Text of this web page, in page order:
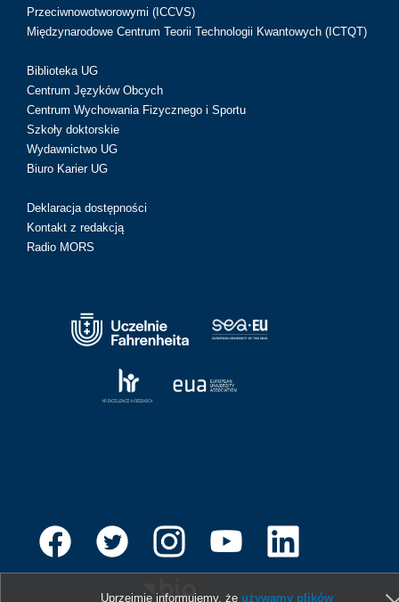
Przeciwnowotworowymi (ICCVS)
Międzynarodowe Centrum Teorii Technologii Kwantowych (ICTQT)
Biblioteka UG
Centrum Języków Obcych
Centrum Wychowania Fizycznego i Sportu
Szkoły doktorskie
Wydawnictwo UG
Biuro Karier UG
Deklaracja dostępności
Kontakt z redakcją
Radio MORS
Uprzejmie informujemy, że używamy plików